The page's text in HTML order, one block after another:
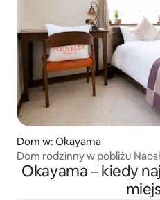
Dom w: Okayama
Dom rodzinny w pobliżu
Wi-Fi
Okayama – kiedy